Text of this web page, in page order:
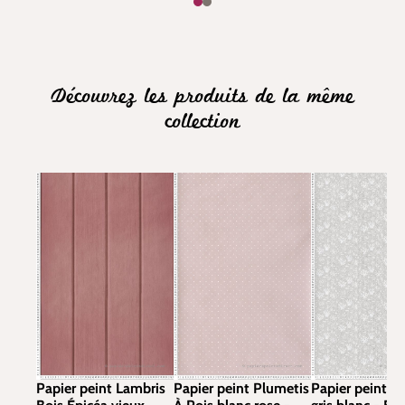
Découvrez les produits de la même
collection
Papier peint Lambris Papier peint PlumetisPapier peint